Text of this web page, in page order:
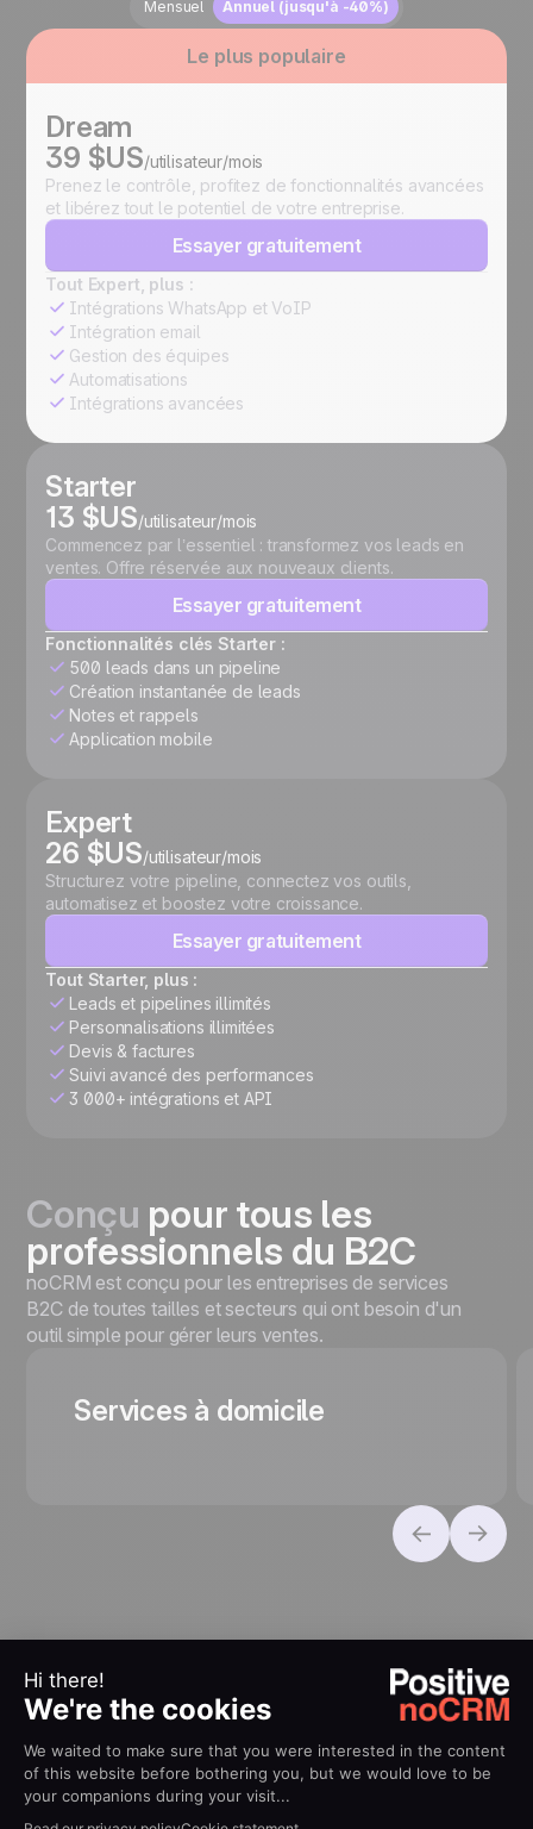
Mensuel Annuel (jusqu'à -40%)
Starter
13 $US/utilisateur/mois
Commencez par l’essentiel : transformez vos leads en
ventes. Offre réservée aux nouveaux clients.
Essayer gratuitement
Fonctionnalités clés Starter :
500 leads dans un pipeline
Création instantanée de leads
Notes et rappels
Application mobile
Expert
26 $US/utilisateur/mois
Structurez votre pipeline, connectez vos outils,
automatisez et boostez votre croissance.
Essayer gratuitement
Tout Starter, plus :
Leads et pipelines illimités
Personnalisations illimitées
Devis & factures
Suivi avancé des performances
3 000+ intégrations et API
Le plus populaire
Dream
39 $US/utilisateur/mois
Prenez le contrôle, profitez de fonctionnalités avancées
et libérez tout le potentiel de votre entreprise.
Essayer gratuitement
Tout Expert, plus :
Intégrations WhatsApp et VoIP
Intégration email
Gestion des équipes
Automatisations
Intégrations avancées
Conçu pour tous les
professionnels du B2C
noCRM est conçu pour les entreprises de services
B2C de toutes tailles et secteurs qui ont besoin d'un
outil simple pour gérer leurs ventes.
Services à domicile
100% connecté à votre
écosystème
Connectez facilement vos outils du quotidien pour
gagner en productivité, sans complexité.